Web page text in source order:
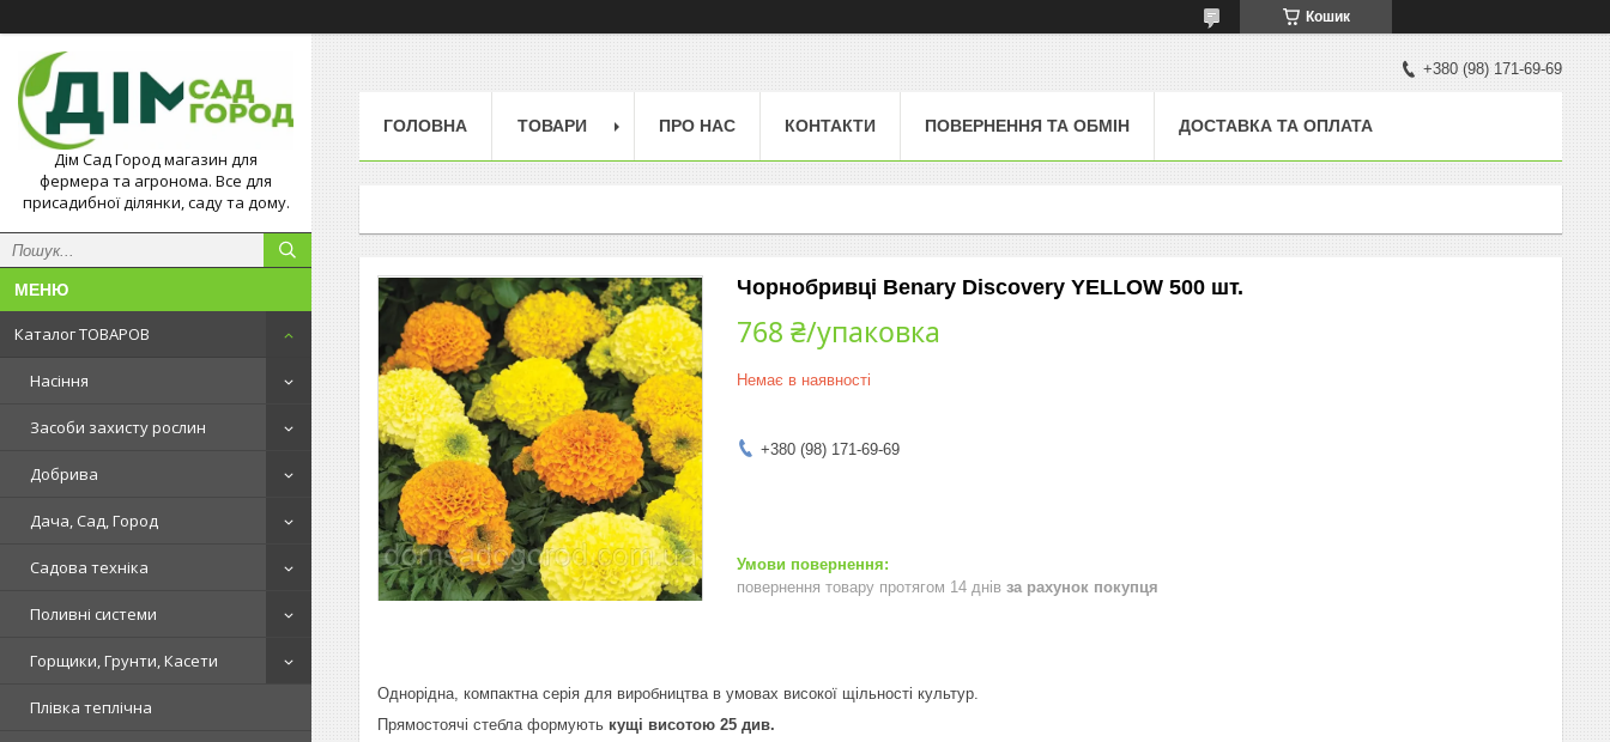
Кошик
Дім Сад Город магазин для
фермера та агронома. Все для
присадибної ділянки, саду та дому.
Каталог ТОВАРОВ
Насіння
Засоби захисту рослин
Добрива
Дача, Сад, Город
Садова техніка
Поливні системи
Горщики, Грунти, Касети
Плівка теплічна
+380 (98) 171-69-69
ГОЛОВНА ТОВАРИ ПРО НАС КОНТАКТИ ПОВЕРНЕННЯ ТА ОБМІН ДОСТАВКА ТА ОПЛАТА
Чорнобривці Benary Discovery YELLOW 500 шт.
768 ₴/упаковка
Немає в наявності
+380 (98) 171-69-69
повернення товару протягом 14 днів за рахунок покупця
Однорідна, компактна серія для виробництва в умовах високої щільності культур.
Прямостоячі стебла формують кущі висотою 25 див.